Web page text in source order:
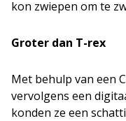
kon zwiepen om te
Groter dan T-rex
Met behulp van een
vervolgens een
konden ze een